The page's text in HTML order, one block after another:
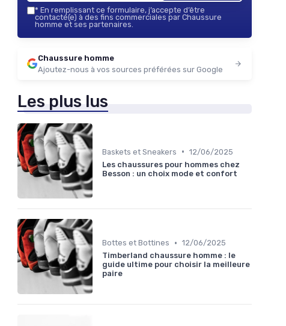
* En remplissant ce formulaire, j’accepte d’être
contacté(e) à des fins commerciales par Chaussure
homme et ses partenaires.
Chaussure homme
Ajoutez-nous à vos sources préférées sur Google
Les plus lus
Baskets et Sneakers • 12/06/2025
Les chaussures pour hommes chez
Besson : un choix mode et confort
Bottes et Bottines • 12/06/2025
Timberland chaussure homme : le
guide ultime pour choisir la meilleure
paire